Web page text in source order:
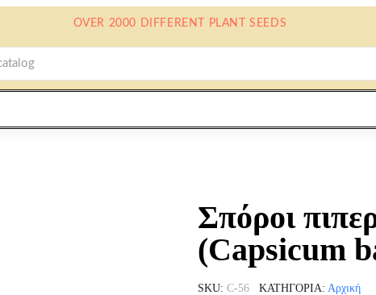
OVER 2000 DIFFERENT PLANT SEEDS
Σπόροι
(Capsicum
SKU C-56 ΚΑΤΗΓΟΡΊΑ Αρχική